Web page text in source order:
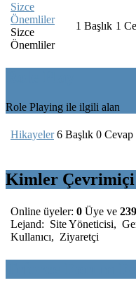
Sizce
Önemliler
Sizce
Önemliler
1 Başlık 1
Role Playing ile ilgili alan
Hikayeler 6 Başlık 0 Cevap
Kimler Çevrimiçi
Online üyeler: 0 Üye ve 239
Lejand: Site Yöneticisi,
Kullanıcı, Ziyaretçi